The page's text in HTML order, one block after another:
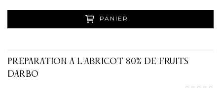
PANIER
PRÉPARATION À L'ABRICOT 80% DE FRUITS
DARBO